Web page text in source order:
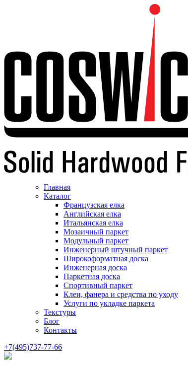
Главная
Каталог
Французская елка
Английская елка
Итальянская елка
Мозаичный паркет
Модульный паркет
Инженерный штучный паркет
Широкоформатная доска
Инженерная доска
Паркетная доска
Спортивный паркет
Клеи, фанера и средства по уходу
Услуги по укладке паркета
Текстуры
Блог
Контакты
+7(495)737-77-66